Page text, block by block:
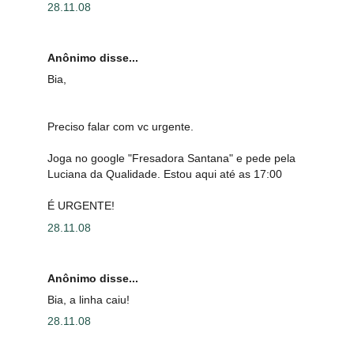
28.11.08
Anônimo disse...
Bia,
Preciso falar com vc urgente.
Joga no google "Fresadora Santana" e pede pela
Luciana da Qualidade. Estou aqui até as 17:00
É URGENTE!
28.11.08
Anônimo disse...
Bia, a linha caiu!
28.11.08